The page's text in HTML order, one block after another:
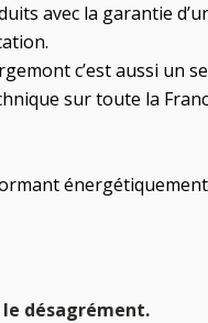
avec la garantie
c’est aussi un
sur toute la
le désagrément.